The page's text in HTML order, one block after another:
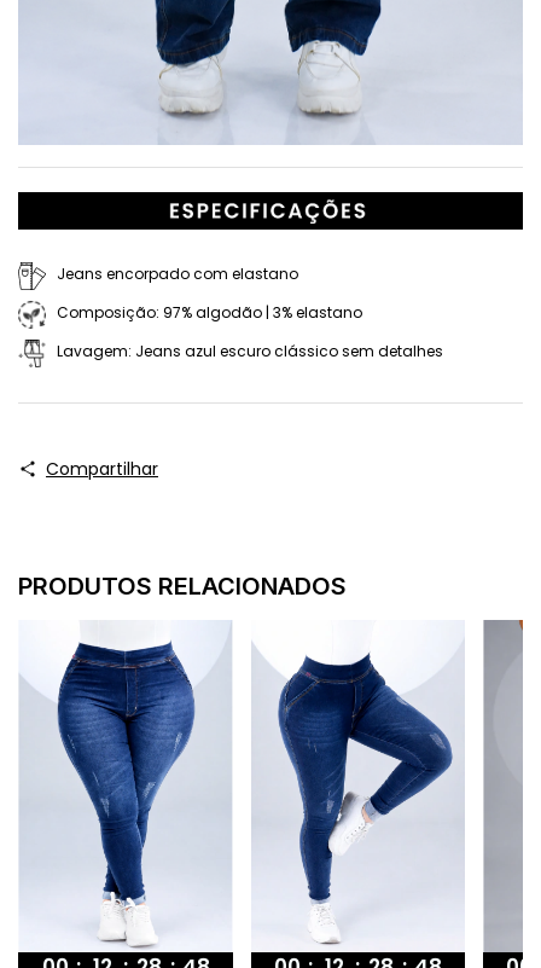
Jeans encorpado com elastano
Composição: 97% algodão | 3% elastano
Lavagem: Jeans azul escuro clássico sem detalhes
Compartilhar
PRODUTOS RELACIONADOS